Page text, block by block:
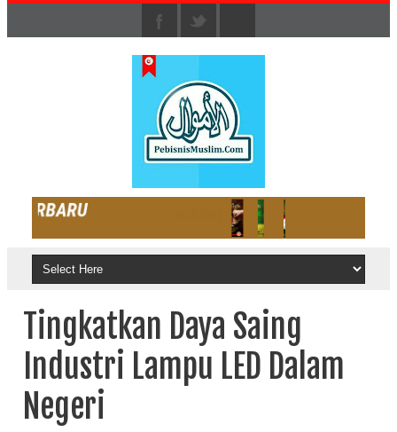
Tingkatkan Daya Saing
Industri Lampu LED Dalam
Negeri